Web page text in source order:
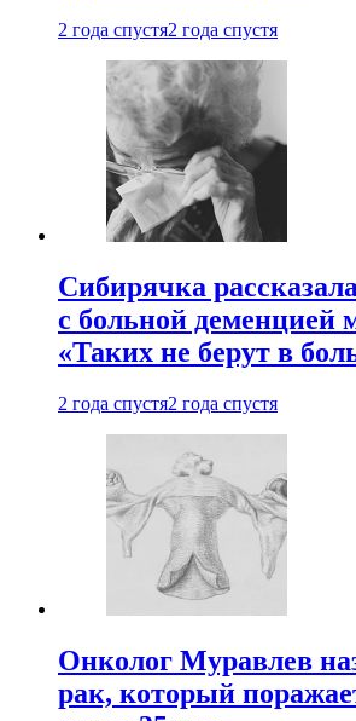
2 года спустя2 года спустя
Сибирячка
с больной деменцией
«Таких не берут в
2 года спустя2 года спустя
Онколог Муравлев
рак, который